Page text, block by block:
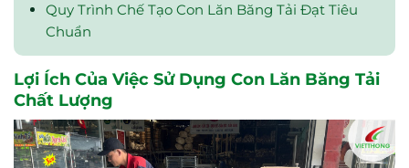
Quy Trình Chế Tạo Con Lăn Băng Tải Đạt Tiêu
Chuẩn
Lợi Ích Của Việc Sử Dụng Con Lăn Băng Tải
Chất Lượng